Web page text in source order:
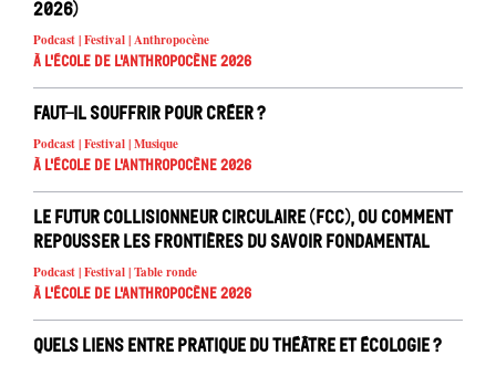
2026)
Podcast | Festival | Anthropocène
À l'école de l'Anthropocène 2026
Faut-il souffrir pour créer ?
Podcast | Festival | Musique
À l'école de l'Anthropocène 2026
Le Futur Collisionneur Circulaire (FCC), ou comment
repousser les frontières du savoir fondamental
Podcast | Festival | Table ronde
À l'école de l'Anthropocène 2026
Quels liens entre pratique du théâtre et écologie ?